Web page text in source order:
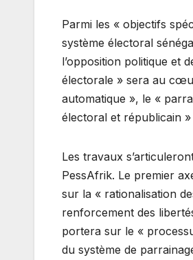
Parmi les « objectifs
système électoral
l’opposition politique et
électorale » sera au
automatique », le «
électoral et républicain
Les travaux
PessAfrik. Le premier
sur la « rationalisation
renforcement des
portera sur le «
du système de